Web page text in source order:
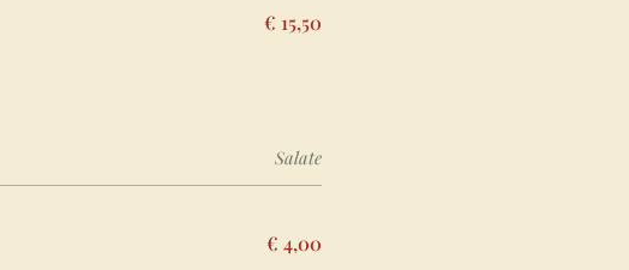
€ 15,50
Salate
€ 4,00